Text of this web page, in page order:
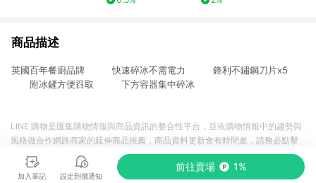
商品描述
英國百年餐廚品牌 快速碎冰不需電力 鋒利不鏽鋼刀片x5
附冰鏟方便舀取 下方容器集中碎冰
加入筆記 設定到價通知
前往賣場 1%
LINE 購物是匯集購物情報與商品資訊的整合性平台，並依購物情報中的趨勢與
風格做合作網路商家的延伸商品推薦，商品資料更新會有時間差，請務必點擊
商品至各合作網路商家，確認現售價與購物條件，一切資訊以合作廠商網頁為
準。